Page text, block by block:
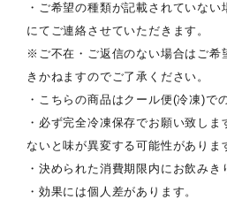
・ご希望の種類が記載されていな
にてご連絡させていただきます。
※ご不在・ご返信のない場合はご希
きかねますのでご了承ください。
・こちらの商品はクール便(冷凍)で
・必ず完全冷凍保存でお願い致し
ないと味が異変する可能性がありま
・決められた消費期限内にお飲みき
・効果には個人差があります。